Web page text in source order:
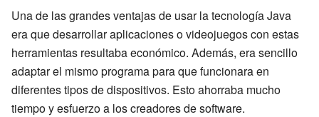
Una de las grandes ventajas de usar la tecnología Java
era que desarrollar aplicaciones o videojuegos con estas
herramientas resultaba económico. Además, era sencillo
adaptar el mismo programa para que funcionara en
diferentes tipos de dispositivos. Esto ahorraba mucho
tiempo y esfuerzo a los creadores de software.